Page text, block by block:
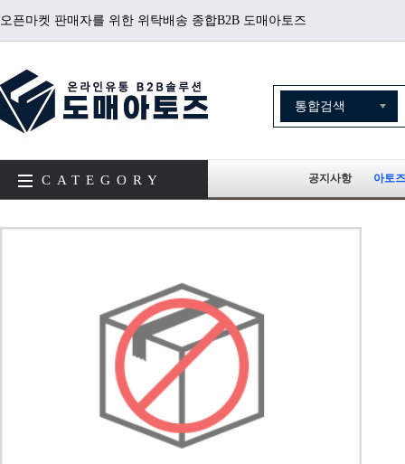
오픈마켓 판매자를 위한 위탁배송 종합B2B 도매아토즈
CATEGORY 공지사항 아토